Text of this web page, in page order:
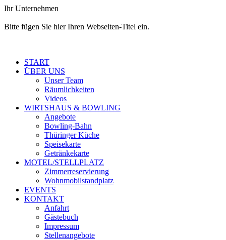
Ihr Unternehmen
Bitte fügen Sie hier Ihren Webseiten-Titel ein.
START
ÜBER UNS
Unser Team
Räumlich­keiten
Videos
WIRTSHAUS & BOWLING
Angebote
Bowling-Bahn
Thüringer Küche
Speisekarte
Getränkekarte
MOTEL/STELLPLATZ
Zimmer­reservierung
Wohnmobil­standplatz
EVENTS
KONTAKT
Anfahrt
Gästebuch
Impressum
Stellenangebote